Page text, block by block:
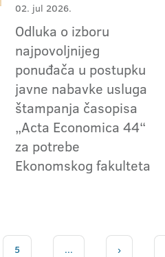
02. jul 2026.
Odluka o izboru
najpovoljnijeg
ponuđača u postupku
javne nabavke usluga
štampanja časopisa
„Acta Economica 44“
za potrebe
Ekonomskog fakulteta
5 ... ›